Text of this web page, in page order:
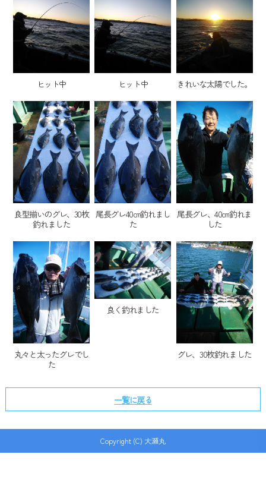
ヒット中 ヒット中 きれいな太陽でした。
良型揃いのグレ、30枚
釣れました
尾長グレ40㎝釣れまし
た
尾長グレ、40㎝釣れま
した
丸々と太ったグレでし
た
良く釣れました
グレ、30枚釣れました
一覧に戻る
Copyright (C) 大瀬丸